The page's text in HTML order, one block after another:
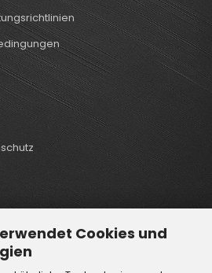
Cookies und